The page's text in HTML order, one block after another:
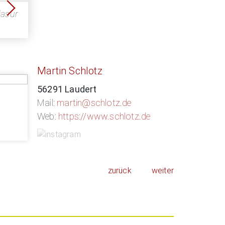
Martin Schlotz
56291 Laudert
Mail: martin@schlotz.de
Web: https://www.schlotz.de
zurück weiter